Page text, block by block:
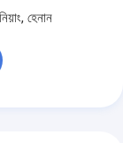
হেনান